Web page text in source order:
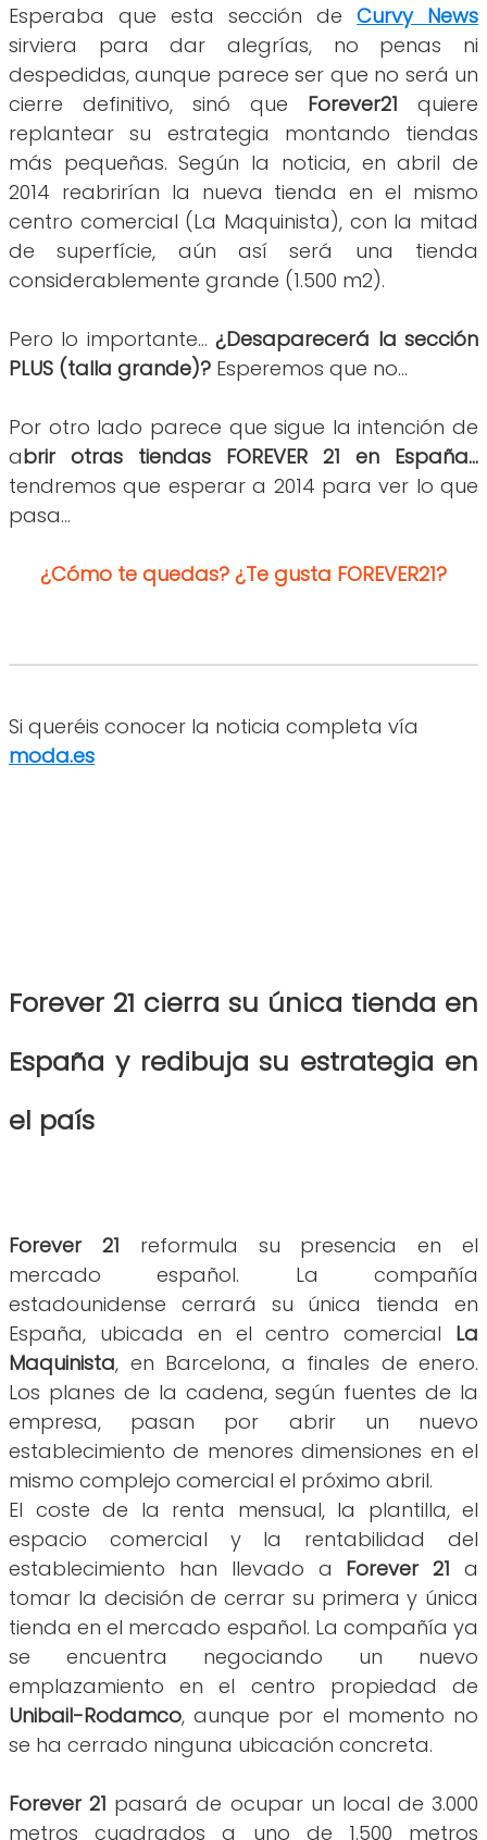
Esperaba que esta sección de Curvy News
sirviera para dar alegrías, no penas ni
despedidas, aunque parece ser que no será un
cierre definitivo, sinó que Forever21 quiere
replantear su estrategia montando tiendas
más pequeñas. Según la noticia, en abril de
2014 reabrirían la nueva tienda en el mismo
centro comercial (La Maquinista), con la mitad
de superfície, aún así será una tienda
considerablemente grande (1.500 m2).
Pero lo importante...¿Desaparecerá la sección
PLUS (talla grande)? Esperemos que no...
Por otro lado parece que sigue la intención de
abrir otras tiendas FOREVER 21 en España...
tendremos que esperar a 2014 para ver lo que
pasa...
¿Cómo te quedas? ¿Te gusta FOREVER21?
Si queréis conocer la noticia completa vía
moda.es
Forever 21 cierra su única tienda en
España y redibuja su estrategia en
el país
Forever 21 reformula su presencia en el
mercado español. La compañía
estadounidense cerrará su única tienda en
España, ubicada en el centro comercial La
Maquinista, en Barcelona, a finales de enero.
Los planes de la cadena, según fuentes de la
empresa, pasan por abrir un nuevo
establecimiento de menores dimensiones en el
mismo complejo comercial el próximo abril.
El coste de la renta mensual, la plantilla, el
espacio comercial y la rentabilidad del
establecimiento han llevado a Forever 21a
tomar la decisión de cerrar su primera y única
tienda en el mercado español. La compañía ya
se encuentra negociando un nuevo
emplazamiento en el centro propiedad de
Unibail-Rodamco, aunque por el momento no
se ha cerrado ninguna ubicación concreta.
Forever 21 pasará de ocupar un local de 3.000
metros cuadrados a uno de 1.500 metros